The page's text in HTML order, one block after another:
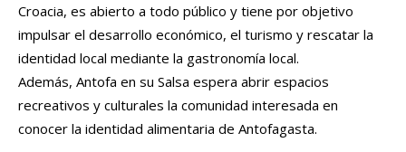
Croacia, es abierto a todo público y tiene por objetivo
impulsar el desarrollo económico, el turismo y rescatar la
identidad local mediante la gastronomía local.
Además, Antofa en su Salsa espera abrir espacios
recreativos y culturales la comunidad interesada en
conocer la identidad alimentaria de Antofagasta.